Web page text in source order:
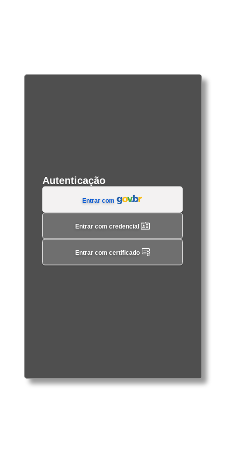
Autenticação
Entrar com
Entrar com credencial
Entrar com certificado